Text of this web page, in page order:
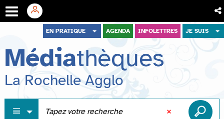
menu
contenu
recherche
EN PRATIQUE AGENDA INFOLETTRES JE SUIS
Médiathèques
La Rochelle Agglo